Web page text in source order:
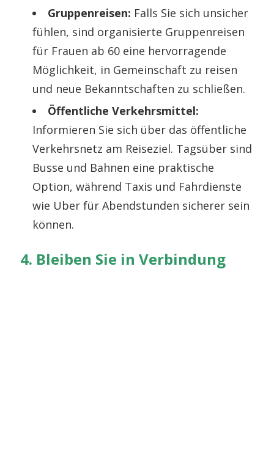
Gruppenreisen: Falls Sie sich unsicher
fühlen, sind organisierte Gruppenreisen
für Frauen ab 60 eine hervorragende
Möglichkeit, in Gemeinschaft zu reisen
und neue Bekanntschaften zu schließen.
Öffentliche Verkehrsmittel:
Informieren Sie sich über das öffentliche
Verkehrsnetz am Reiseziel. Tagsüber sind
Busse und Bahnen eine praktische
Option, während Taxis und Fahrdienste
wie Uber für Abendstunden sicherer sein
können.
4. Bleiben Sie in Verbindung